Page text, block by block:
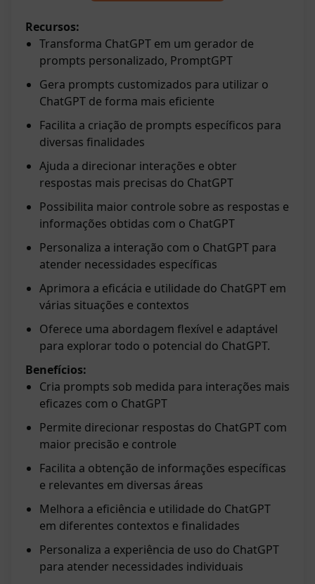
Recursos:
Transforma ChatGPT em um gerador de
prompts personalizado, PromptGPT
Gera prompts customizados para utilizar o
ChatGPT de forma mais eficiente
Facilita a criação de prompts específicos para
diversas finalidades
Ajuda a direcionar interações e obter
respostas mais precisas do ChatGPT
Possibilita maior controle sobre as respostas e
informações obtidas com o ChatGPT
Personaliza a interação com o ChatGPT para
atender necessidades específicas
Aprimora a eficácia e utilidade do ChatGPT em
várias situações e contextos
Oferece uma abordagem flexível e adaptável
para explorar todo o potencial do ChatGPT.
Benefícios:
Cria prompts sob medida para interações mais
eficazes com o ChatGPT
Permite direcionar respostas do ChatGPT com
maior precisão e controle
Facilita a obtenção de informações específicas
e relevantes em diversas áreas
Melhora a eficiência e utilidade do ChatGPT
em diferentes contextos e finalidades
Personaliza a experiência de uso do ChatGPT
para atender necessidades individuais